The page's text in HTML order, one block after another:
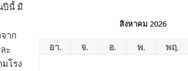
ปีนี้ มี
าก
ะ
โรง
สิงหาคม 2026
อา. จ. อ. พ. พฤ.